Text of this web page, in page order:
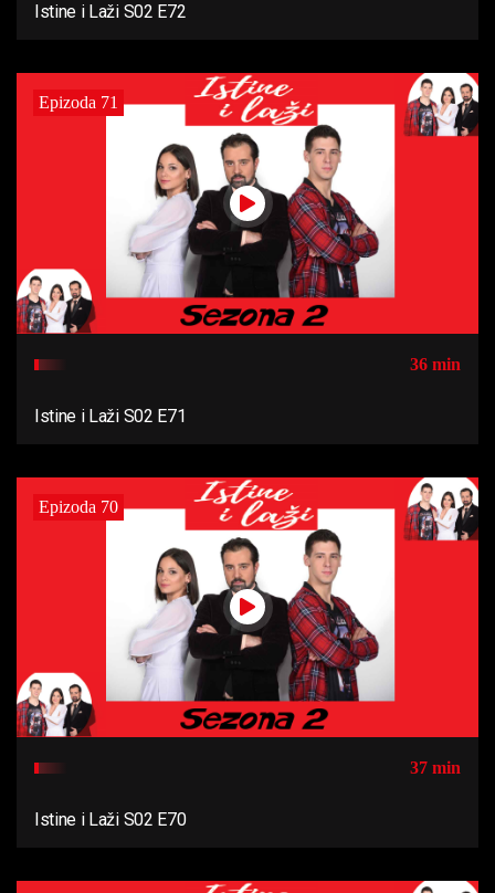
Istine i Laži S02 E72
Epizoda 71
36 min
Istine i Laži S02 E71
Epizoda 70
37 min
Istine i Laži S02 E70